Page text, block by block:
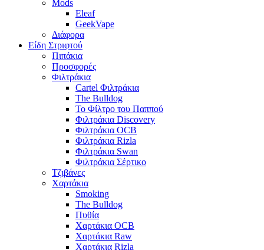
Mods
Eleaf
GeekVape
Διάφορα
Είδη Στριφτού
Πιπάκια
Προσφορές
Φιλτράκια
Cartel Φιλτράκια
The Bulldog
Το Φίλτρο του Παππού
Φιλτράκια Discovery
Φιλτράκια OCB
Φιλτράκια Rizla
Φιλτράκια Swan
Φιλτράκια Σέρτικο
Τζιβάνες
Χαρτάκια
Smoking
The Bulldog
Πυθία
Χαρτάκια OCB
Χαρτάκια Raw
Χαρτάκια Rizla